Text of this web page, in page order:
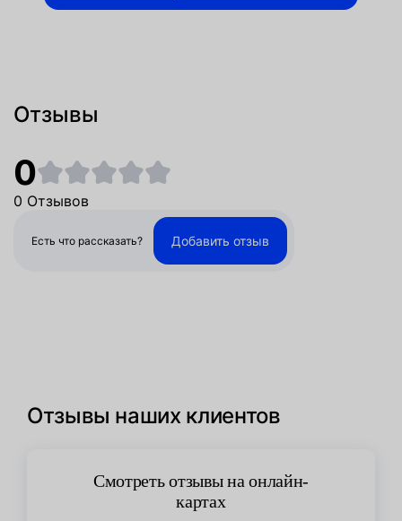
Отзывы
0
0 Отзывов
Есть что рассказать? Добавить отзыв
Отзывы наших клиентов
Смотреть отзывы на онлайн-
картах